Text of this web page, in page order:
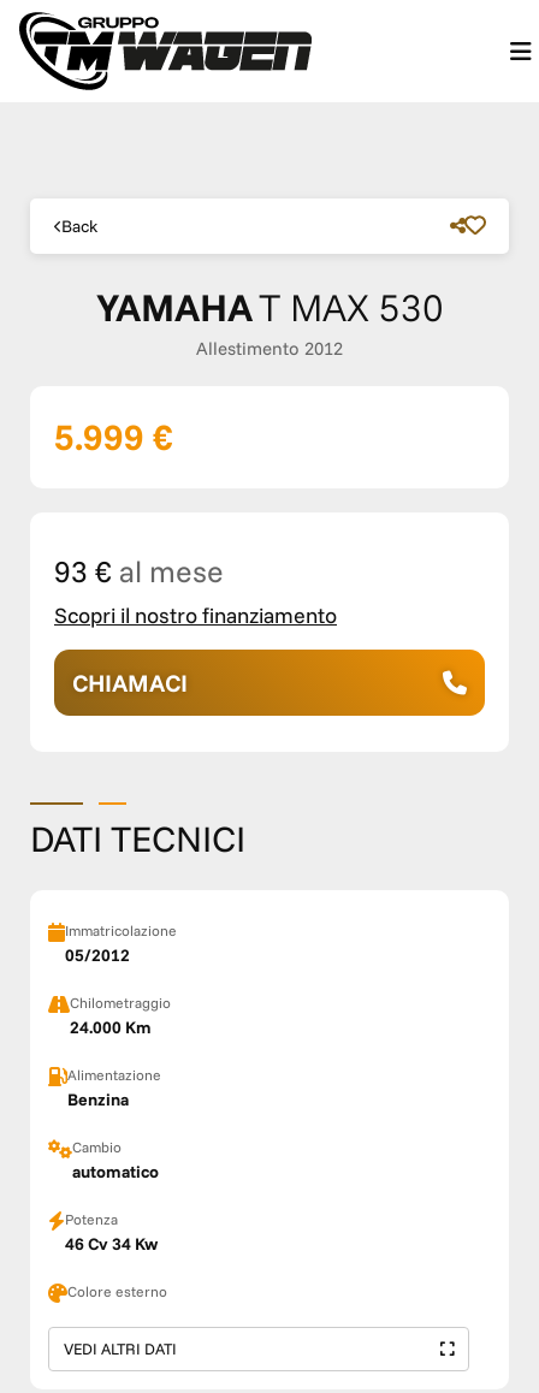
Back
YAMAHAT MAX 530
Allestimento 2012
5.999 €
93 € al mese
Scopri il nostro finanziamento
CHIAMACI
DATI TECNICI
Immatricolazione
05/2012
Chilometraggio
24.000 Km
Alimentazione
Benzina
Cambio
automatico
Potenza
46 Cv 34 Kw
Colore esterno
VEDI ALTRI DATI